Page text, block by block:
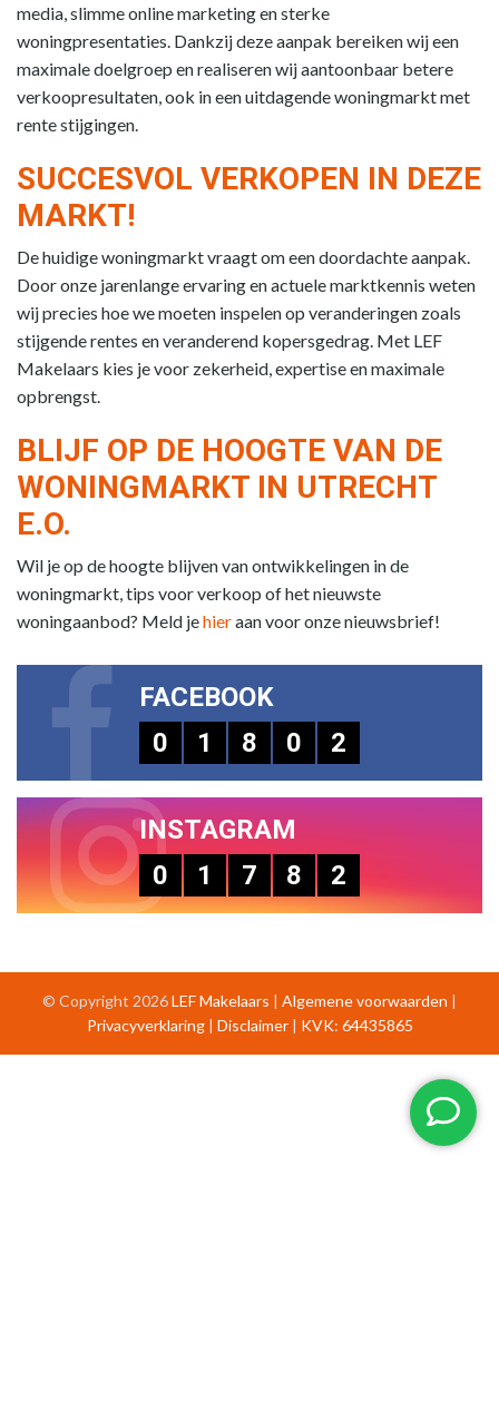
media, slimme online marketing en sterke
woningpresentaties. Dankzij deze aanpak bereiken wij een
maximale doelgroep en realiseren wij aantoonbaar betere
verkoopresultaten, ook in een uitdagende woningmarkt met
rente stijgingen.
SUCCESVOL VERKOPEN IN DEZE
MARKT!
De huidige woningmarkt vraagt om een doordachte aanpak.
Door onze jarenlange ervaring en actuele marktkennis weten
wij precies hoe we moeten inspelen op veranderingen zoals
stijgende rentes en veranderend kopersgedrag. Met LEF
Makelaars kies je voor zekerheid, expertise en maximale
opbrengst.
BLIJF OP DE HOOGTE VAN DE
WONINGMARKT IN UTRECHT
E.O.
Wil je op de hoogte blijven van ontwikkelingen in de
woningmarkt, tips voor verkoop of het nieuwste
woningaanbod? Meld jehieraan voor onze nieuwsbrief!
FACEBOOK
0
1 8 0 2
INSTAGRAM
0
1 7 8 2
© Copyright 2026LEF Makelaars | Algemene voorwaarden |
Privacyverklaring| Disclaimer| KVK: 64435865